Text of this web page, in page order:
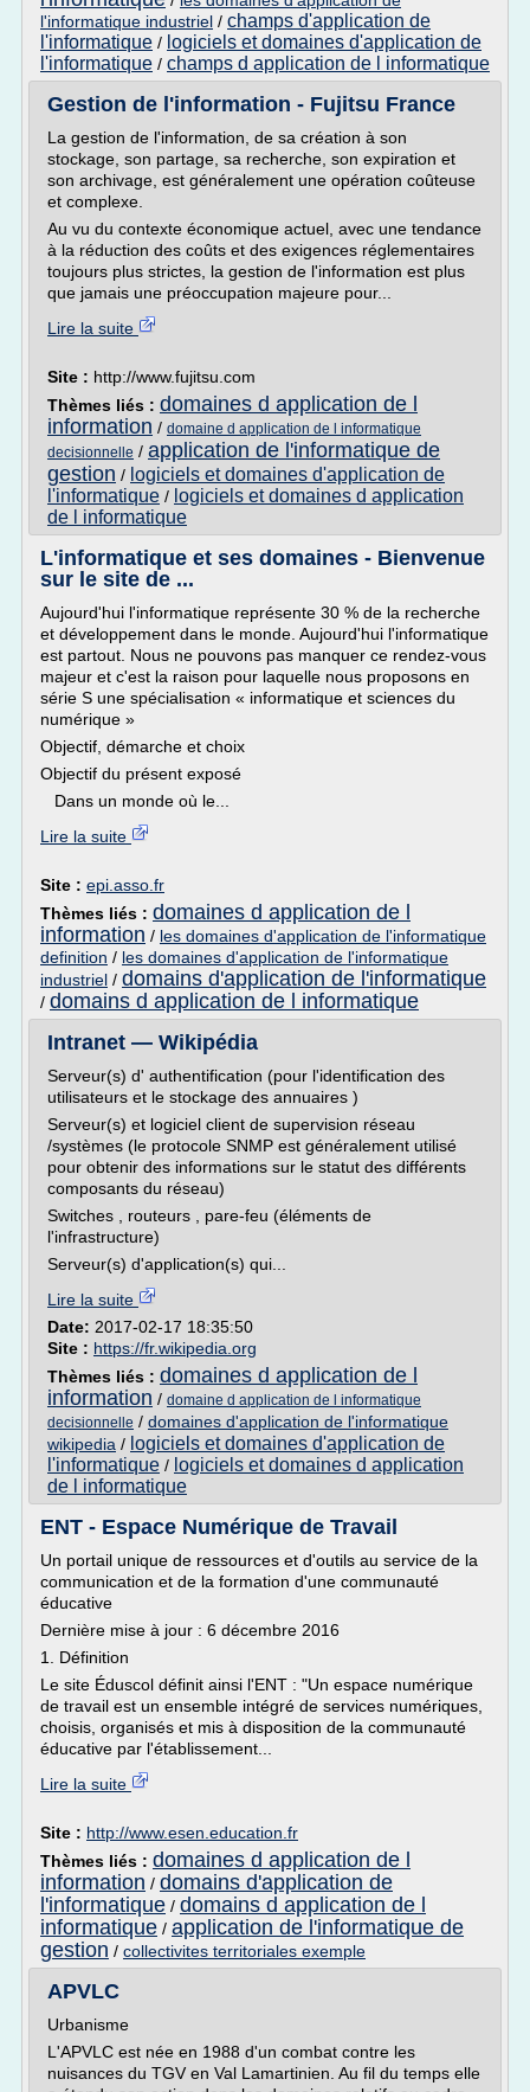
l'informatique industriel / champs d'application de
l'informatique / logiciels et domaines d'application de
l'informatique / champs d application de l informatique
Gestion de l'information - Fujitsu France
La gestion de l'information, de sa création à son
stockage, son partage, sa recherche, son expiration et
son archivage, est généralement une opération coûteuse
et complexe.
Au vu du contexte économique actuel, avec une tendance
à la réduction des coûts et des exigences réglementaires
toujours plus strictes, la gestion de l'information est plus
que jamais une préoccupation majeure pour...
Lire la suite
Site : http://www.fujitsu.com
Thèmes liés : domaines d application de l
information / domaine d application de l informatique
decisionnelle / application de l'informatique de
gestion / logiciels et domaines d'application de
l'informatique / logiciels et domaines d application
de l informatique
L'informatique et ses domaines - Bienvenue
sur le site de ...
Aujourd'hui l'informatique représente 30 % de la recherche
et développement dans le monde. Aujourd'hui l'informatique
est partout. Nous ne pouvons pas manquer ce rendez-vous
majeur et c'est la raison pour laquelle nous proposons en
série S une spécialisation « informatique et sciences du
numérique »
Objectif, démarche et choix
Objectif du présent exposé
Dans un monde où le...
Lire la suite
Site : epi.asso.fr
Thèmes liés : domaines d application de l
information / les domaines d'application de l'informatique
definition / les domaines d'application de l'informatique
industriel / domains d'application de l'informatique
/ domains d application de l informatique
Intranet — Wikipédia
Serveur(s) d' authentification (pour l'identification des
utilisateurs et le stockage des annuaires )
Serveur(s) et logiciel client de supervision réseau
/systèmes (le protocole SNMP est généralement utilisé
pour obtenir des informations sur le statut des différents
composants du réseau)
Switches , routeurs , pare-feu (éléments de
l'infrastructure)
Serveur(s) d'application(s) qui...
Lire la suite
Date: 2017-02-17 18:35:50
Site : https://fr.wikipedia.org
Thèmes liés : domaines d application de l
information / domaine d application de l informatique
decisionnelle / domaines d'application de l'informatique
wikipedia / logiciels et domaines d'application de
l'informatique / logiciels et domaines d application
de l informatique
ENT - Espace Numérique de Travail
Un portail unique de ressources et d'outils au service de la
communication et de la formation d'une communauté
éducative
Dernière mise à jour : 6 décembre 2016
1. Définition
Le site Éduscol définit ainsi l'ENT : "Un espace numérique
de travail est un ensemble intégré de services numériques,
choisis, organisés et mis à disposition de la communauté
éducative par l'établissement...
Lire la suite
Site : http://www.esen.education.fr
Thèmes liés : domaines d application de l
information / domains d'application de
l'informatique / domains d application de l
informatique / application de l'informatique de
gestion / collectivites territoriales exemple
APVLC
Urbanisme
L'APVLC est née en 1988 d'un combat contre les
nuisances du TGV en Val Lamartinien. Au fil du temps elle